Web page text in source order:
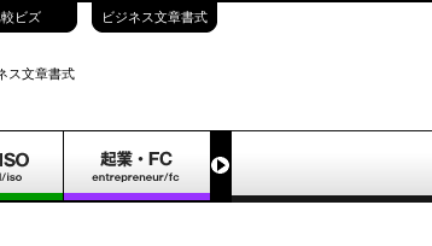
較ビズ ビジネス文章書式
ス文章書式